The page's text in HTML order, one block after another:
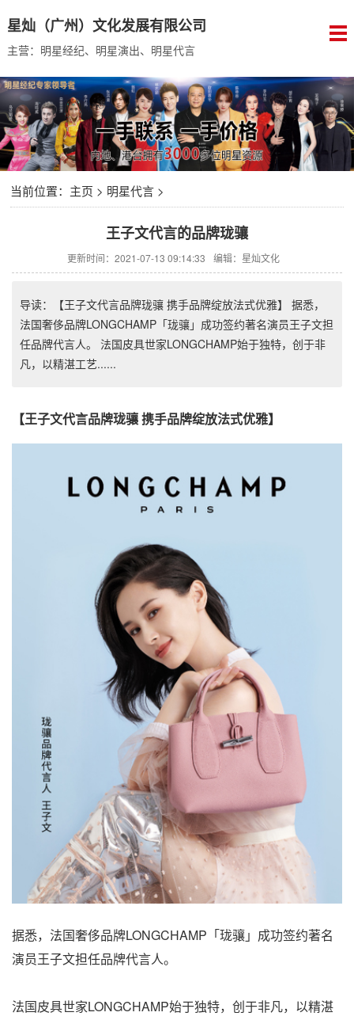
星灿（广州）文化发展有限公司
主营：明星经纪、明星演出、明星代言
当前位置： 主页 > 明星代言>
王子文代言的品牌珑骧
更新时间：2021-07-13 09:14:33 编辑：星灿文化
导读：【王子文代言品牌珑骧 携手品牌绽放法式优雅】 据悉，
法国奢侈品牌LONGCHAMP「珑骧」成功签约著名演员王子文担
任品牌代言人。 法国皮具世家LONGCHAMP始于独特，创于非
凡，以精湛工艺......
【王子文代言品牌珑骧 携手品牌绽放法式优雅】
据悉，法国奢侈品牌LONGCHAMP「珑骧」成功签约著名
演员王子文担任品牌代言人。
法国皮具世家LONGCHAMP始于独特，创于非凡，以精湛